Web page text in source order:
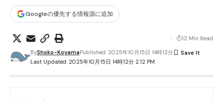
Googleの優先する情報源に追加
Last Updated: 2025年10月15日 14時12分 2:12 PM
ByShoko-KoyamaPublished: 2025年10月15日 14時12分
12 Min Read